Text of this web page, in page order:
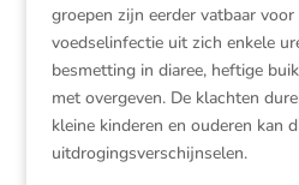
groepen zijn eerder vatbaar
voedselinfectie uit zich enkele
besmetting in diaree, heftige
met overgeven. De klachten
kleine kinderen en ouderen kan
uitdrogingsverschijnselen.